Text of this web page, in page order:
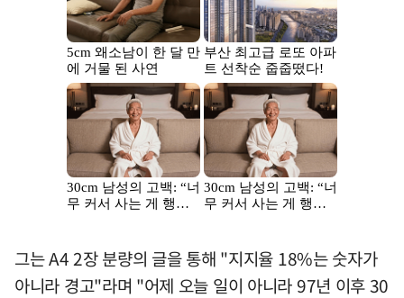
그는 A4 2장 분량의 글을 통해 "지지율 18%는 숫자가
아니라 경고"라며 "어제 오늘 일이 아니라 97년 이후 30